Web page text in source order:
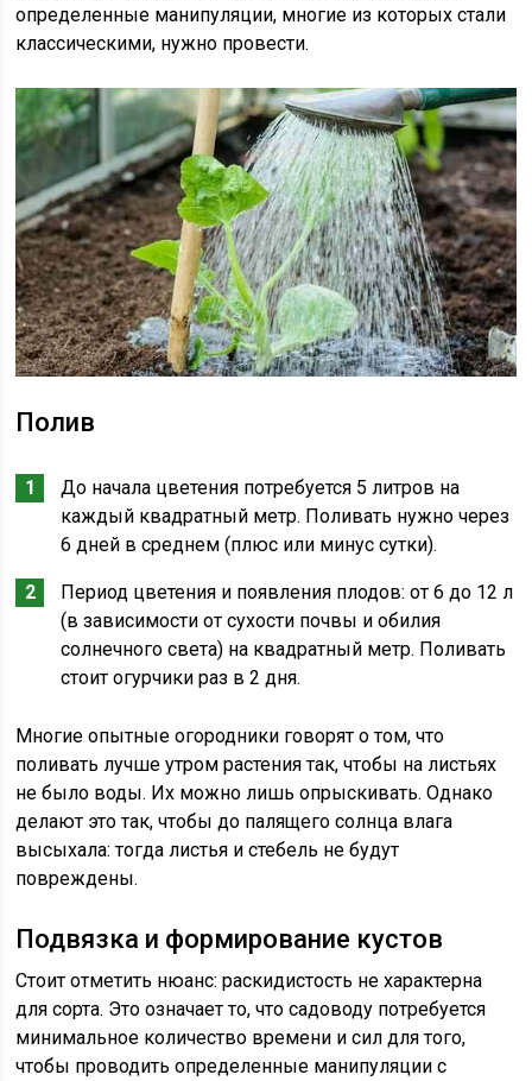
определенные манипуляции, многие из которых стали
классическими, нужно провести.
Полив
До начала цветения потребуется 5 литров на
каждый квадратный метр. Поливать нужно через
6 дней в среднем (плюс или минус сутки).
Период цветения и появления плодов: от 6 до 12 л
(в зависимости от сухости почвы и обилия
солнечного света) на квадратный метр. Поливать
стоит огурчики раз в 2 дня.
Многие опытные огородники говорят о том, что
поливать лучше утром растения так, чтобы на листьях
не было воды. Их можно лишь опрыскивать. Однако
делают это так, чтобы до палящего солнца влага
высыхала: тогда листья и стебель не будут
повреждены.
Подвязка и формирование кустов
Стоит отметить нюанс: раскидистость не характерна
для сорта. Это означает то, что садоводу потребуется
минимальное количество времени и сил для того,
чтобы проводить определенные манипуляции с